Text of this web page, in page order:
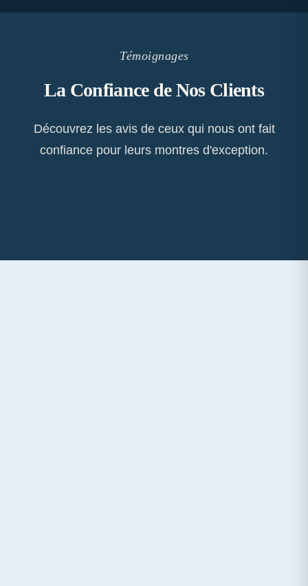
Témoignages
La Confiance de Nos Clients
Découvrez les avis de ceux qui nous ont fait
confiance pour leurs montres d'exception.